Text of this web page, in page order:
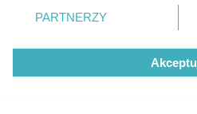
zmienić/wycofać klikając
znajdujący się w lewym dolnym
rodzaje przetwarzania danych
użytkownika, ale masz prawo
przetwarzaniu. Preferencje
PARTNERZY